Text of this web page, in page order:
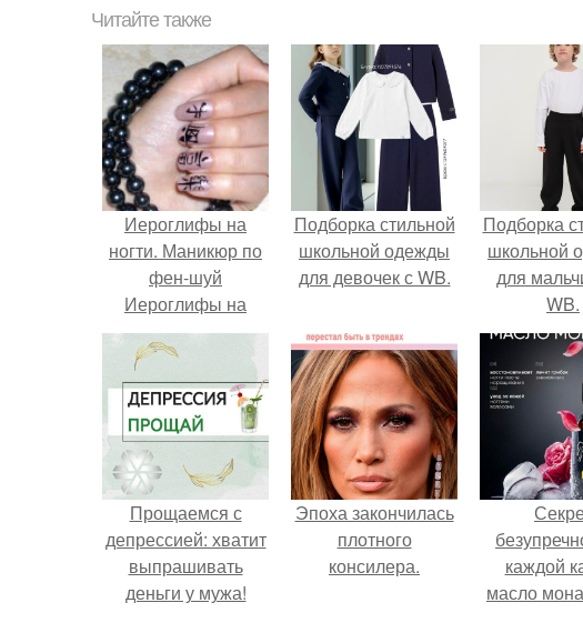
Читайте также
Иероглифы на
ногти. Маникюр по
фен-шуй
Иероглифы на
ногтях
Подборка стильной
школьной одежды
для девочек с WB.
Подборка
школьной
для
WB.
Прощаемся с
депрессией: хватит
выпрашивать
деньги у мужа!
Эпоха закончилась
плотного
консилера.
каждой
масло